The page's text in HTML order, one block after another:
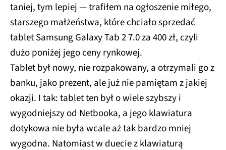
taniej, tym lepiej — trafiłem na ogłoszenie miłego,
starszego małżeństwa, które chciało sprzedać
tablet Samsung Galaxy Tab 2 7.0 za 400 zł, czyli
dużo poniżej jego ceny rynkowej.
Tablet był nowy, nie rozpakowany, a otrzymali go z
banku, jako prezent, ale już nie pamiętam z jakiej
okazji. I tak: tablet ten był o wiele szybszy i
wygodniejszy od Netbooka, a jego klawiatura
dotykowa nie była wcale aż tak bardzo mniej
wygodna. Natomiast w duecie z klawiaturą